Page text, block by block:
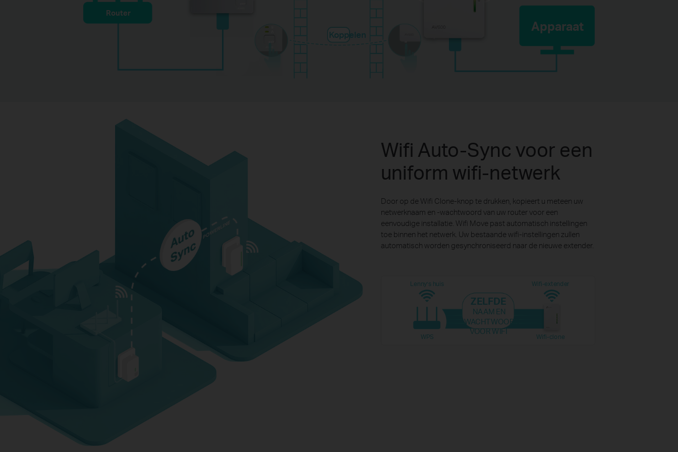
Router
Koppelen
Apparaat
Wifi Auto-Sync voor een
uniform wifi-netwerk
Door op de Wifi Clone-knop te drukken, kopieert u meteen uw
netwerknaam en -wachtwoord van uw router voor een
eenvoudige installatie. Wifi Move past automatisch instellingen
toe binnen het netwerk. Uw bestaande wifi-instellingen zullen
automatisch worden gesynchroniseerd naar de nieuwe extender.
Lenny’s huis Wifi-extender
WPS Wifi-clone
ZELFDE
NAAM EN
WACHTWOORD
VOOR WIFI